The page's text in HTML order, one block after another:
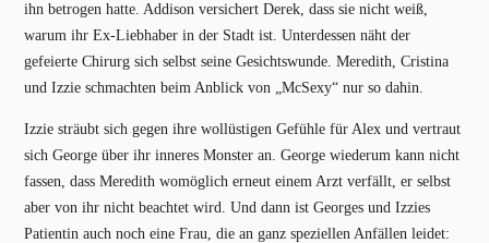
ihn betrogen hatte. Addison versichert Derek, dass sie nicht weiß,
warum ihr Ex-Liebhaber in der Stadt ist. Unterdessen näht der
gefeierte Chirurg sich selbst seine Gesichtswunde. Meredith, Cristina
und Izzie schmachten beim Anblick von „McSexy“ nur so dahin.
Izzie sträubt sich gegen ihre wollüstigen Gefühle für Alex und vertraut
sich George über ihr inneres Monster an. George wiederum kann nicht
fassen, dass Meredith womöglich erneut einem Arzt verfällt, er selbst
aber von ihr nicht beachtet wird. Und dann ist Georges und Izzies
Patientin auch noch eine Frau, die an ganz speziellen Anfällen leidet: